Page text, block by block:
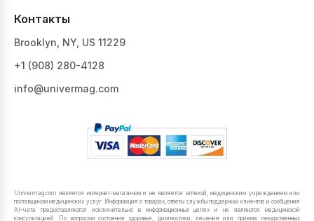
Контакты
Brooklyn, NY, US 11229
+1 ‪(908) 280-4128‬
info@univermag.com
Univermag.com является интернет-магазином и не является аптекой, медицинским учреждением или
поставщиком медицинских услуг. Информация о товарах, ответы службы поддержки клиентов и сообщения
AI-чата предоставляются исключительно в информационных целях и не являются медицинской
консультацией. По вопросам состояния здоровья, диагностики, лечения или приема лекарственных